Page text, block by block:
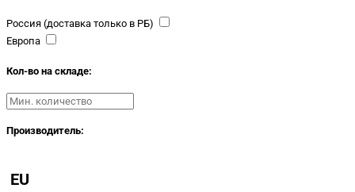
Россия (доставка только в РБ)
Европа
Кол-во на складе:
Производитель:
EU